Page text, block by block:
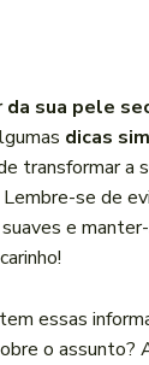
da sua pele
dicas
transformar a
Lembre-se de
e
essas
o assunto?